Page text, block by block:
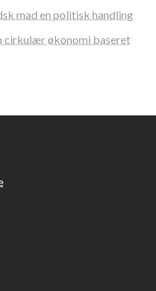
mad en politisk handling
cirkulær økonomi baseret